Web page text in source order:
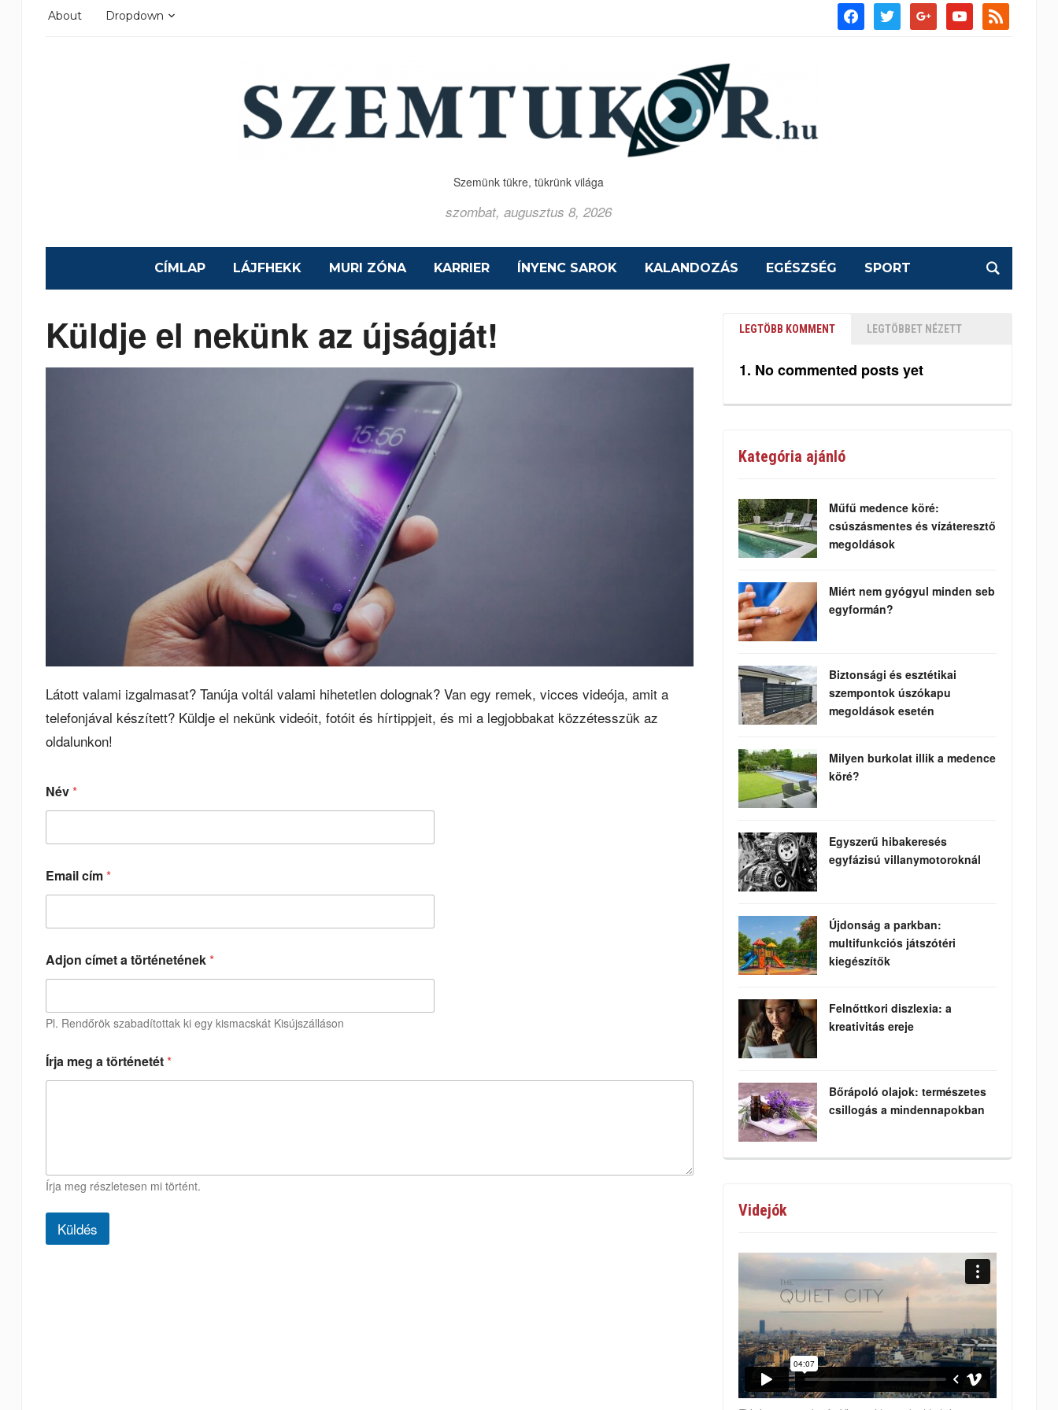
facebooktwitter google youtube rss
About Dropdown
Szemünk tükre, tükrünk világa
szombat, augusztus 8, 2026
CÍMLAP LÁJFHEKK MURI ZÓNA KARRIER ÍNYENC SAROK KALANDOZÁS EGÉSZSÉG SPORT
Küldje el nekünk az újságját!
Látott valami izgalmasat? Tanúja voltál valami hihetetlen dolognak? Van egy remek, vicces videója, amit a
telefonjával készített? Küldje el nekünk videóit, fotóit és hírtippjeit, és mi a legjobbakat közzétesszük az
oldalunkon!
Név*
Email cím*
Adjon címet a történetének*
Pl. Rendőrök szabadítottak ki egy kismacskát Kisújszálláson
Írja meg a történetét*
Írja meg részletesen mi történt.
Küldés
LEGTÖBB KOMMENT LEGTÖBBET NÉZETT
No commented posts yet
Kategória ajánló
Műfű medence köré:
csúszásmentes és vízáteresztő
megoldások
Miért nem gyógyul minden seb
egyformán?
Biztonsági és esztétikai
szempontok úszókapu
megoldások esetén
Milyen burkolat illik a medence
köré?
Egyszerű hibakeresés
egyfázisú villanymotoroknál
Újdonság a parkban:
multifunkciós játszótéri
kiegészítők
Felnőttkori diszlexia: a
kreativitás ereje
Bőrápoló olajok: természetes
csillogás a mindennapokban
Videjók